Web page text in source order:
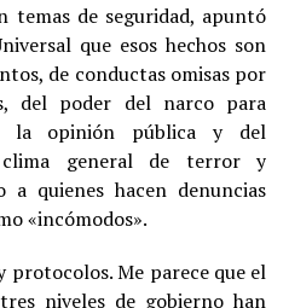
temas de seguridad, apuntó
que esos hechos son
de conductas omisas por
del poder del narco para
la opinión pública y del
general de terror y
a quienes hacen denuncias
«incómodos».
protocolos. Me parece que el
niveles de gobierno han